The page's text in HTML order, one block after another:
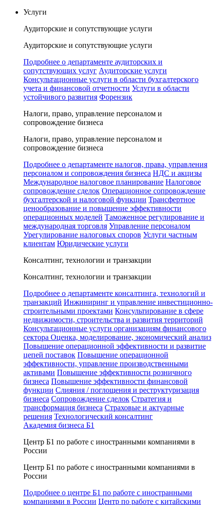
Услуги
Аудиторские и сопутствующие услуги
Аудиторские и сопутствующие услуги
Подробнее о департаменте аудиторских и
сопутствующих услуг Аудиторские услуги
Консультационные услуги в области бухгалтерского
учета и финансовой отчетности Услуги в области
устойчивого развития Форензик
Налоги, право, управление персоналом и
сопровождение бизнеса
Налоги, право, управление персоналом и
сопровождение бизнеса
Подробнее о департаменте налогов, права, управления
персоналом и сопровождения бизнеса НДС и акцизы
Международное налоговое планирование Налоговое
сопровождение сделок Операционное сопровождение
бухгалтерской и налоговой функции Трансфертное
ценообразование и повышение эффективности
операционных моделей Таможенное регулирование и
международная торговля Управление персоналом
Урегулирование налоговых споров Услуги частным
клиентам Юридические услуги
Консалтинг, технологии и транзакции
Консалтинг, технологии и транзакции
Подробнее о департаменте консалтинга, технологий и
транзакций Инжиниринг и управление инвестиционно-
строительными проектами Консультирование в сфере
недвижимости, строительства и развития территорий
Консультационные услуги организациям финансового
сектора Оценка, моделирование, экономический анализ
Повышение операционной эффективности и развитие
цепей поставок Повышение операционной
эффективности, управление производственными
активами Повышение эффективности розничного
бизнеса Повышение эффективности финансовой
функции Слияния / поглощения и реструктуризация
бизнеса Сопровождение сделок Стратегия и
трансформация бизнеса Страховые и актуарные
решения Технологический консалтинг
Академия бизнеса Б1
Центр Б1 по работе с иностранными компаниями в
России
Центр Б1 по работе с иностранными компаниями в
России
Подробнее о центре Б1 по работе с иностранными
компаниями в России Центр по работе с китайскими